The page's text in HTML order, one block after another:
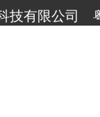
技有限公司